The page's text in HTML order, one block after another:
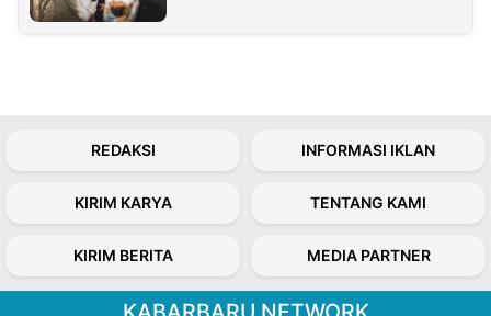
REDAKSI INFORMASI IKLAN
KIRIM KARYA TENTANG KAMI
KIRIM BERITA MEDIA PARTNER